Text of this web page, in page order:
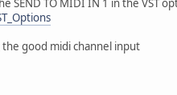
good midi channel input